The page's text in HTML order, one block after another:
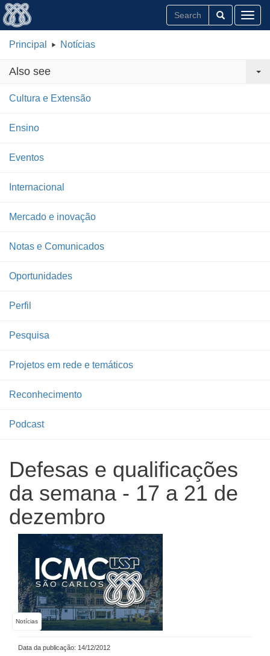
Principal Notícias
Also see
Cultura e Extensão
Ensino
Eventos
Internacional
Mercado e inovação
Notas e Comunicados
Oportunidades
Perfil
Pesquisa
Projetos em rede e temáticos
Reconhecimento
Podcast
Defesas e qualificações
da semana - 17 a 21 de
dezembro
Notícias
Data da publicação: 14/12/2012